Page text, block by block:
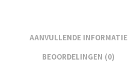
AANVULLENDE INFORMATIE
BEOORDELINGEN (0)